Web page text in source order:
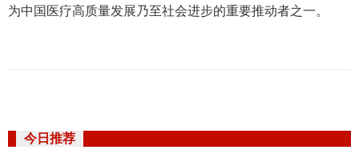
为中国医疗高质量发展乃至社会进步的重要推动者之一。
今日推荐